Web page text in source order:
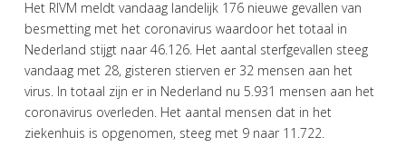
Het RIVM meldt vandaag landelijk 176 nieuwe gevallen van
besmetting met het coronavirus waardoor het totaal in
Nederland stijgt naar 46.126. Het aantal sterfgevallen steeg
vandaag met 28, gisteren stierven er 32 mensen aan het
virus. In totaal zijn er in Nederland nu 5.931 mensen aan het
coronavirus overleden. Het aantal mensen dat in het
ziekenhuis is opgenomen, steeg met 9 naar 11.722.